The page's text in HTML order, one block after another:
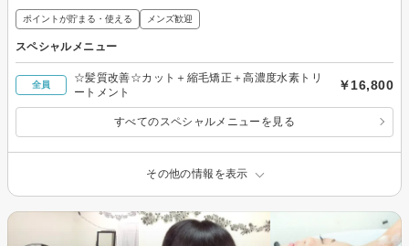
ポイントが貯まる・使える メンズ歓迎
スペシャルメニュー
全員
☆髪質改善☆カット＋縮毛矯正＋高濃度水素トリ
ートメント
￥16,800
すべてのスペシャルメニューを見る
その他の情報を表示